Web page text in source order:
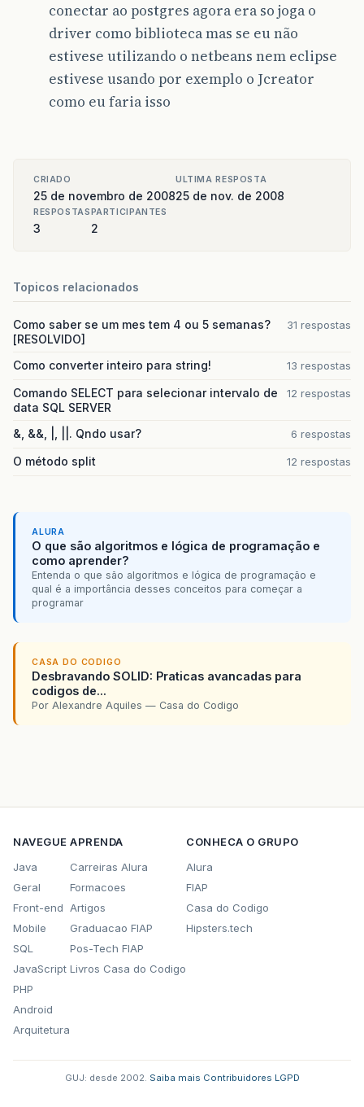
conectar ao postgres agora era so joga o
driver como biblioteca mas se eu não
estivese utilizando o netbeans nem eclipse
estivese usando por exemplo o Jcreator
como eu faria isso
CRIADO
25 de novembro de 2008
ULTIMA RESPOSTA
25 de nov. de 2008
RESPOSTAS
3
PARTICIPANTES
2
Topicos relacionados
Como saber se um mes tem 4 ou 5 semanas?
[RESOLVIDO]
31 respostas
Como converter inteiro para string! 13 respostas
Comando SELECT para selecionar intervalo de
data SQL SERVER
12 respostas
&, &&, |, ||. Qndo usar? 6 respostas
O método split 12 respostas
ALURA
O que são algoritmos e lógica de programação e
como aprender?
Entenda o que são algoritmos e lógica de programação e
qual é a importância desses conceitos para começar a
programar
CASA DO CODIGO
Desbravando SOLID: Praticas avancadas para
codigos de...
Por Alexandre Aquiles — Casa do Codigo
NAVEGUE
Java
Geral
Front-end
Mobile
SQL
JavaScript
PHP
Android
Arquitetura
APRENDA
Carreiras Alura
Formacoes
Artigos
Graduacao FIAP
Pos-Tech FIAP
Livros Casa do Codigo
CONHECA O GRUPO
Alura
FIAP
Casa do Codigo
Hipsters.tech
GUJ: desde 2002. Saiba mais Contribuidores LGPD